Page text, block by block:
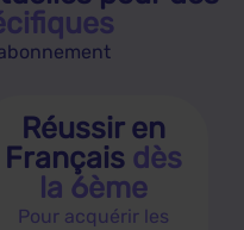
Réussir en
Français dès
la 6ème
Pour acquérir les